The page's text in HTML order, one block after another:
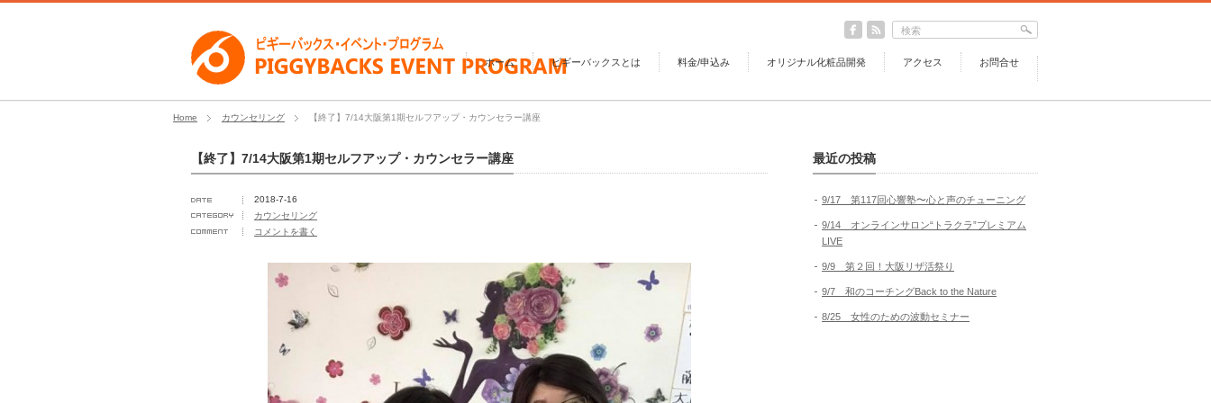
ホーム ピギーバックスとは 料金/申込み オリジナル化粧品開発 アクセス お問合せ
Home カウンセリング 【終了】7/14大阪第1期セルフアップ・カウンセラー講座
【終了】7/14大阪第1期セルフアップ・カウンセラー講座
2018-7-16
カウンセリング
コメントを書く
最近の投稿
9/17 第117回心響塾〜心と声のチューニング
9/14 オンラインサロン“トラクラ”プレミアム
LIVE
9/9 第２回！大阪リザ活祭り
9/7 和のコーチングBack to the Nature
8/25 女性のための波動セミナー